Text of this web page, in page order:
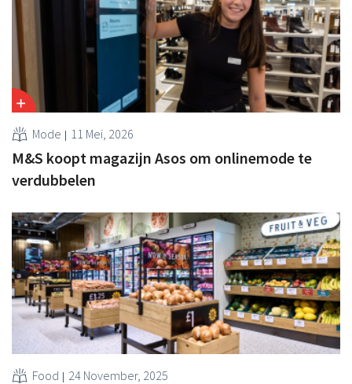
Mode 11 Mei, 2026
M&S koopt magazijn Asos om onlinemode te
verdubbelen
Food 24 November, 2025